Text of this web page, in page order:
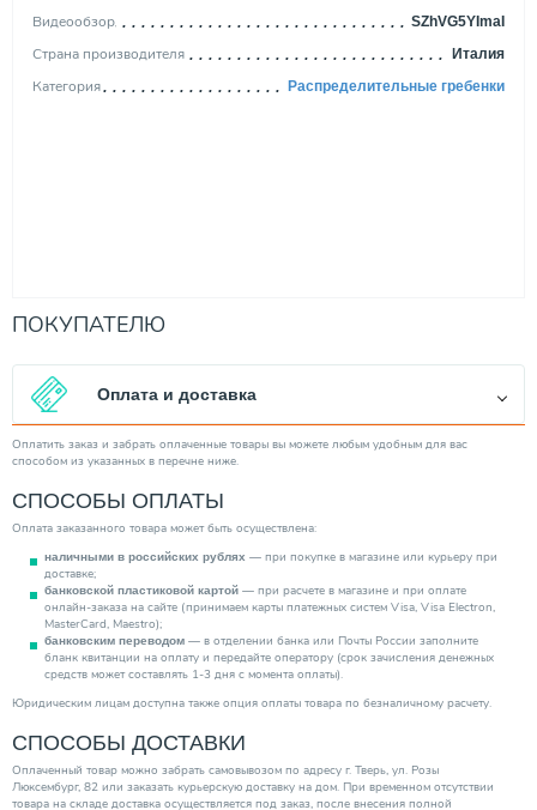
Видеообзор SZhVG5YImaI
Страна производителя Италия
Категория Распределительные гребенки
ПОКУПАТЕЛЮ
Оплата и доставка
Оплатить заказ и забрать оплаченные товары вы можете любым удобным для вас
способом из указанных в перечне ниже.
СПОСОБЫ ОПЛАТЫ
Оплата заказанного товара может быть осуществлена:
наличными в российских рублях — при покупке в магазине или курьеру при
доставке;
банковской пластиковой картой — при расчете в магазине и при оплате
онлайн-заказа на сайте (принимаем карты платежных систем Visa, Visa Electron,
MasterCard, Maestro);
банковским переводом — в отделении банка или Почты России заполните
бланк квитанции на оплату и передайте оператору (срок зачисления денежных
средств может составлять 1-3 дня с момента оплаты).
Юридическим лицам доступна также опция оплаты товара по безналичному расчету.
СПОСОБЫ ДОСТАВКИ
Оплаченный товар можно забрать самовывозом по адресу г. Тверь, ул. Розы
Люксембург, 82 или заказать курьерскую доставку на дом. При временном отсутствии
товара на складе доставка осуществляется под заказ, после внесения полной